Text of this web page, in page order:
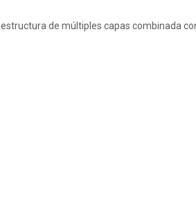
de múltiples capas combinada